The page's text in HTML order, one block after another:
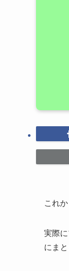
これ
実際
にま